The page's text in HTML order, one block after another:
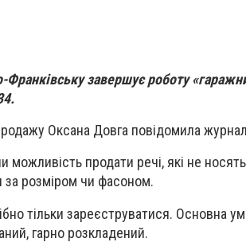
Франківську завершує роботу
Оксана Довга повідомила
продати речі, які не
за розміром чи фасоном.
тільки зареєструватися. Основна
гарно розкладений.